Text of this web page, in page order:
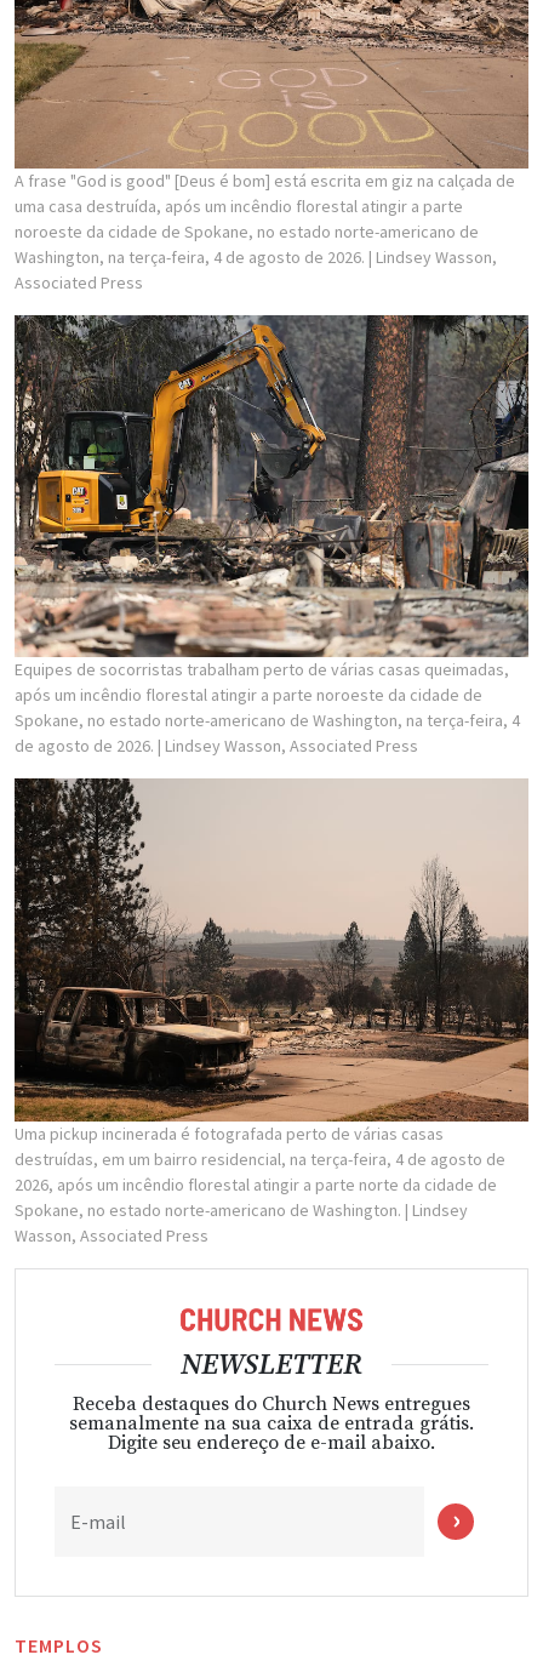
A frase "God is good" [Deus é bom] está escrita em giz na calçada de
uma casa destruída, após um incêndio florestal atingir a parte
noroeste da cidade de Spokane, no estado norte-americano de
Washington, na terça-feira, 4 de agosto de 2026. | Lindsey Wasson,
Associated Press
Equipes de socorristas trabalham perto de várias casas queimadas,
após um incêndio florestal atingir a parte noroeste da cidade de
Spokane, no estado norte-americano de Washington, na terça-feira, 4
de agosto de 2026. | Lindsey Wasson, Associated Press
Uma pickup incinerada é fotografada perto de várias casas
destruídas, em um bairro residencial, na terça-feira, 4 de agosto de
2026, após um incêndio florestal atingir a parte norte da cidade de
Spokane, no estado norte-americano de Washington. | Lindsey
Wasson, Associated Press
NEWSLETTER
Receba destaques do Church News entregues
semanalmente na sua caixa de entrada grátis.
Digite seu endereço de e-mail abaixo.
E-mail
TEMPLOS